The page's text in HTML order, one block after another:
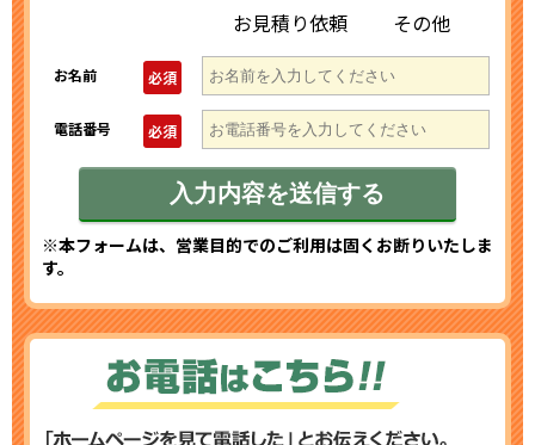
お見積り依頼
その他
お名前 必須
電話番号 必須
※本フォームは、営業目的でのご利用は固くお断りいたしま
す。